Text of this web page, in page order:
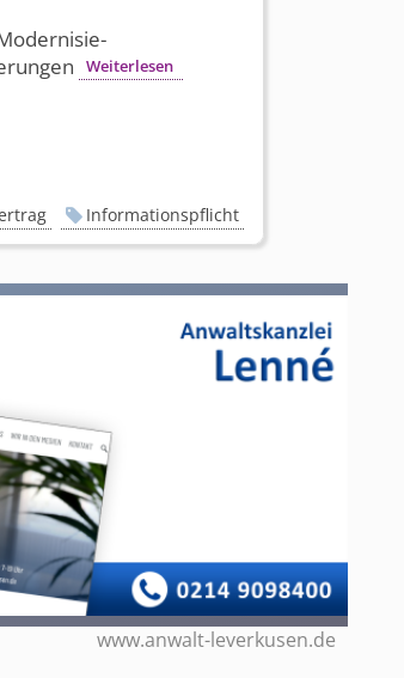
Weiterlesen
Informationspflicht
www.anwalt-leverkusen.de